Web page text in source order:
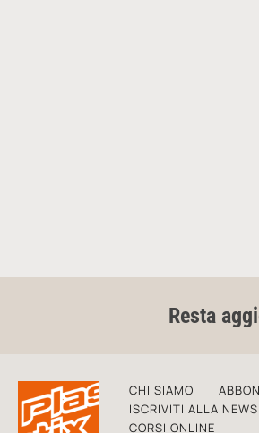
Resta
CHI SIAMO
ISCRIVITI ALLA
CORSI ONLINE